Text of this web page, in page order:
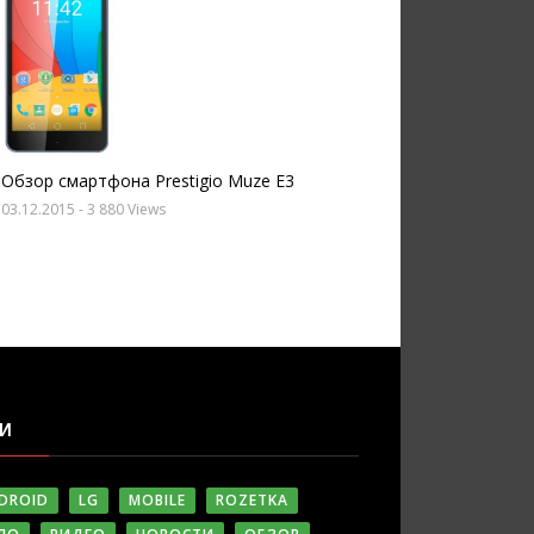
Обзор смартфона Prestigio Muze E3
03.12.2015 - 3 880 Views
LG MOBILE
ROZETKA